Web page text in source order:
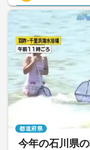
今年の石川県
都道府県